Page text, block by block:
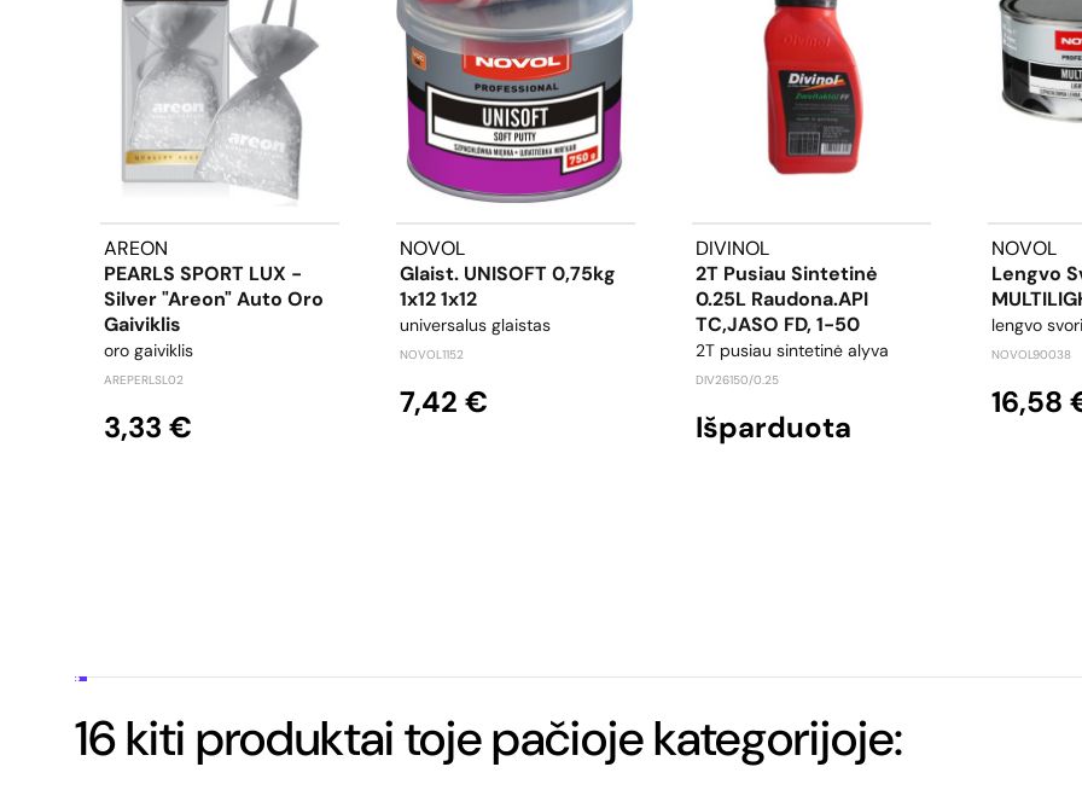
AREON
PEARLS SPORT LUX -
Silver "Areon" Auto Oro
Gaiviklis
oro gaiviklis
AREPERLSL02
3,33 €
NOVOL
Glaist. UNISOFT 0,75kg
1x12 1x12
universalus glaistas
NOVOL1152
7,42 €
DIVINOL
2T Pusiau Sintetinė
0.25L Raudona.API
TC,JASO FD, 1-50
2T pusiau sintetinė alyva
DIV26150/0.25
Išparduota
NOVOL
Lengvo
lengvo
NOVOL90038
16,58
16 kiti produktai toje pačioje kategorijoje: